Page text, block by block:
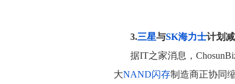
3.三星与SK海力士计划
据IT之家消息，
大NAND闪存制造商正协同